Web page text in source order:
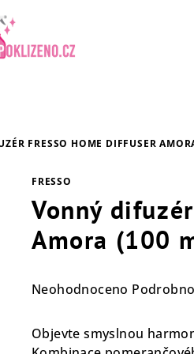
FRESSO HOME DIFFUSER
FRESSO
Vonný
Amora (100
Průměrné
produktu
je
Neohodnoceno
Objevte smyslnou